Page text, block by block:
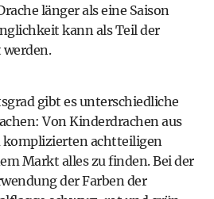
länger als eine Saison
kann als Teil der
gibt es unterschiedliche
Von Kinderdrachen aus
achtteiligen
Markt alles zu finden. Bei der
der Farben der